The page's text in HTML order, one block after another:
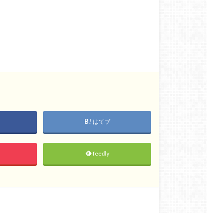
はてブ
feedly